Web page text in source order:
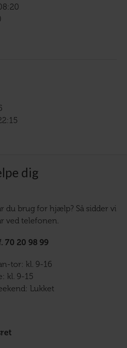
dig
du brug for hjælp? Så sidder vi
ved telefonen.
70 20 98 99
tor: kl. 9-16
kl. 9-15
Lukket